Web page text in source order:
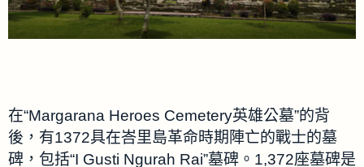
在“Margarana Heroes Cemetery英雄公墓”的背
後，有1372具在峇里島革命時期陣亡的戰士的墓
碑，包括“I Gusti Ngurah Rai”墓碑。1,372座墓碑是